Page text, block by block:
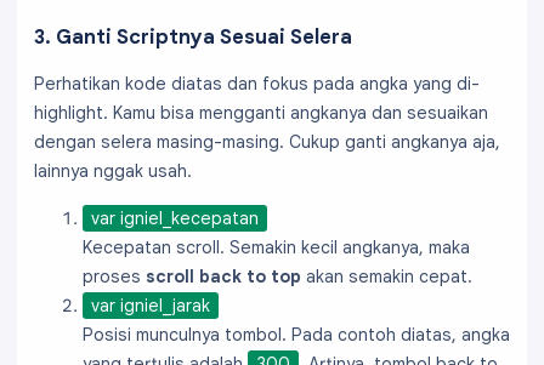
3. Ganti Scriptnya Sesuai Selera
Perhatikan kode diatas dan fokus pada angka yang di-
highlight. Kamu bisa mengganti angkanya dan sesuaikan
dengan selera masing-masing. Cukup ganti angkanya aja,
lainnya nggak usah.
var igniel_kecepatan
Kecepatan scroll. Semakin kecil angkanya, maka
proses scroll back to top akan semakin cepat.
var igniel_jarak
Posisi munculnya tombol. Pada contoh diatas, angka